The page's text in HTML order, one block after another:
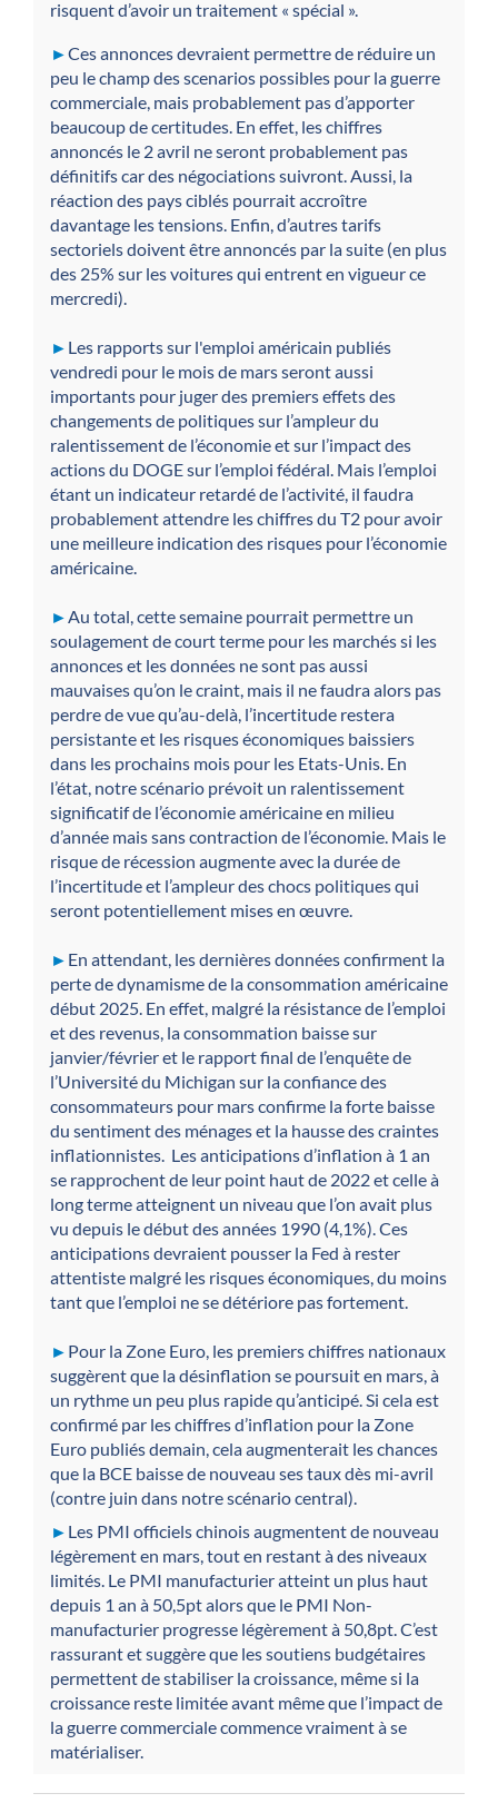
risquent d’avoir un traitement « spécial ».
►Ces annonces devraient permettre de réduire un
peu le champ des scenarios possibles pour la guerre
commerciale, mais probablement pas d’apporter
beaucoup de certitudes. En effet, les chiffres
annoncés le 2 avril ne seront probablement pas
définitifs car des négociations suivront. Aussi, la
réaction des pays ciblés pourrait accroître
davantage les tensions. Enfin, d’autres tarifs
sectoriels doivent être annoncés par la suite (en plus
des 25% sur les voitures qui entrent en vigueur ce
mercredi).
► Les rapports sur l'emploi américain publiés
vendredi pour le mois de mars seront aussi
importants pour juger des premiers effets des
changements de politiques sur l’ampleur du
ralentissement de l’économie et sur l’impact des
actions du DOGE sur l’emploi fédéral. Mais l’emploi
étant un indicateur retardé de l’activité, il faudra
probablement attendre les chiffres du T2 pour avoir
une meilleure indication des risques pour l’économie
américaine.
► Au total, cette semaine pourrait permettre un
soulagement de court terme pour les marchés si les
annonces et les données ne sont pas aussi
mauvaises qu’on le craint, mais il ne faudra alors pas
perdre de vue qu’au-delà, l’incertitude restera
persistante et les risques économiques baissiers
dans les prochains mois pour les Etats-Unis. En
l’état, notre scénario prévoit un ralentissement
significatif de l’économie américaine en milieu
d’année mais sans contraction de l’économie. Mais le
risque de récession augmente avec la durée de
l’incertitude et l’ampleur des chocs politiques qui
seront potentiellement mises en œuvre.
► En attendant, les dernières données confirment la
perte de dynamisme de la consommation américaine
début 2025. En effet, malgré la résistance de l’emploi
et des revenus, la consommation baisse sur
janvier/février et le rapport final de l’enquête de
l’Université du Michigan sur la confiance des
consommateurs pour mars confirme la forte baisse
du sentiment des ménages et la hausse des craintes
inflationnistes. Les anticipations d’inflation à 1 an
se rapprochent de leur point haut de 2022 et celle à
long terme atteignent un niveau que l’on avait plus
vu depuis le début des années 1990 (4,1%). Ces
anticipations devraient pousser la Fed à rester
attentiste malgré les risques économiques, du moins
tant que l’emploi ne se détériore pas fortement.
► Pour la Zone Euro, les premiers chiffres nationaux
suggèrent que la désinflation se poursuit en mars, à
un rythme un peu plus rapide qu’anticipé. Si cela est
confirmé par les chiffres d’inflation pour la Zone
Euro publiés demain, cela augmenterait les chances
que la BCE baisse de nouveau ses taux dès mi-avril
(contre juin dans notre scénario central).
► Les PMI officiels chinois augmentent de nouveau
légèrement en mars, tout en restant à des niveaux
limités. Le PMI manufacturier atteint un plus haut
depuis 1 an à 50,5pt alors que le PMI Non-
manufacturier progresse légèrement à 50,8pt. C’est
rassurant et suggère que les soutiens budgétaires
permettent de stabiliser la croissance, même si la
croissance reste limitée avant même que l’impact de
la guerre commerciale commence vraiment à se
matérialiser.